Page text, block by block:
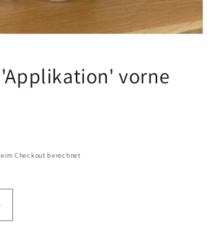
'Applikation' vorne
Checkout berechnet
Menge für Cap BDW
die Menge für Cap BDW